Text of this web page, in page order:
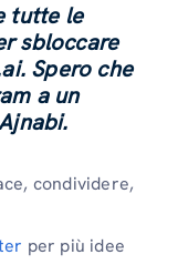
tutte le
sbloccare
Spero che
a un
condividere,
per più idee